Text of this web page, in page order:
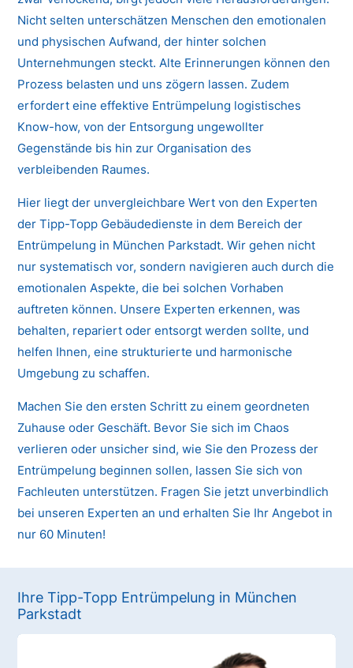
Nicht selten unterschätzen Menschen den emotionalen
und physischen Aufwand, der hinter solchen
Unternehmungen steckt. Alte Erinnerungen können den
Prozess belasten und uns zögern lassen. Zudem
erfordert eine effektive Entrümpelung logistisches
Know-how, von der Entsorgung ungewollter
Gegenstände bis hin zur Organisation des
verbleibenden Raumes.
Hier liegt der unvergleichbare Wert von den Experten
der Tipp-Topp Gebäudedienste in dem Bereich der
Entrümpelung in München Parkstadt. Wir gehen nicht
nur systematisch vor, sondern navigieren auch durch die
emotionalen Aspekte, die bei solchen Vorhaben
auftreten können. Unsere Experten erkennen, was
behalten, repariert oder entsorgt werden sollte, und
helfen Ihnen, eine strukturierte und harmonische
Umgebung zu schaffen.
Machen Sie den ersten Schritt zu einem geordneten
Zuhause oder Geschäft. Bevor Sie sich im Chaos
verlieren oder unsicher sind, wie Sie den Prozess der
Entrümpelung beginnen sollen, lassen Sie sich von
Fachleuten unterstützen. Fragen Sie jetzt unverbindlich
bei unseren Experten an und erhalten Sie Ihr Angebot in
nur 60 Minuten!
Ihre Tipp-Topp Entrümpelung in München
Parkstadt